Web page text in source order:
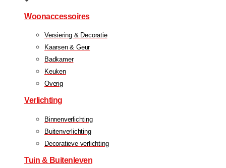
Woonaccessoires
Versiering & Decoratie
Kaarsen & Geur
Badkamer
Keuken
Overig
Verlichting
Binnenverlichting
Buitenverlichting
Decoratieve verlichting
Tuin & Buitenleven